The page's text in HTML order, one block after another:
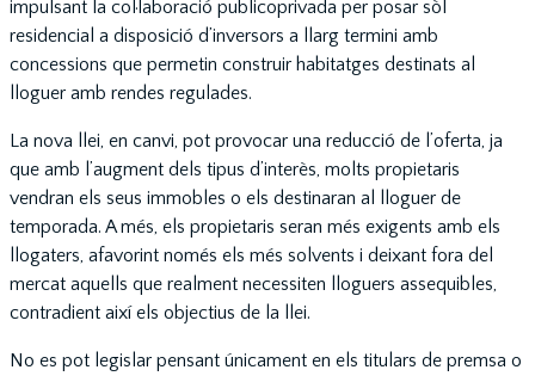
impulsant la col·laboració publicoprivada per posar sòl
residencial a disposició d’inversors a llarg termini amb
concessions que permetin construir habitatges destinats al
lloguer amb rendes regulades.
La nova llei, en canvi, pot provocar una reducció de l’oferta, ja
que amb l’augment dels tipus d’interès, molts propietaris
vendran els seus immobles o els destinaran al lloguer de
temporada. A més, els propietaris seran més exigents amb els
llogaters, afavorint només els més solvents i deixant fora del
mercat aquells que realment necessiten lloguers assequibles,
contradient així els objectius de la llei.
No es pot legislar pensant únicament en els titulars de premsa o